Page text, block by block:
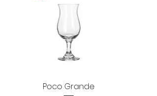
Poco Grande